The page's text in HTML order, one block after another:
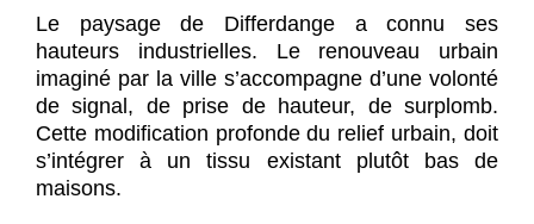
Le paysage de Differdange a connu ses
hauteurs industrielles. Le renouveau urbain
imaginé par la ville s’accompagne d’une volonté
de signal, de prise de hauteur, de surplomb.
Cette modification profonde du relief urbain, doit
s’intégrer à un tissu existant plutôt bas de
maisons.